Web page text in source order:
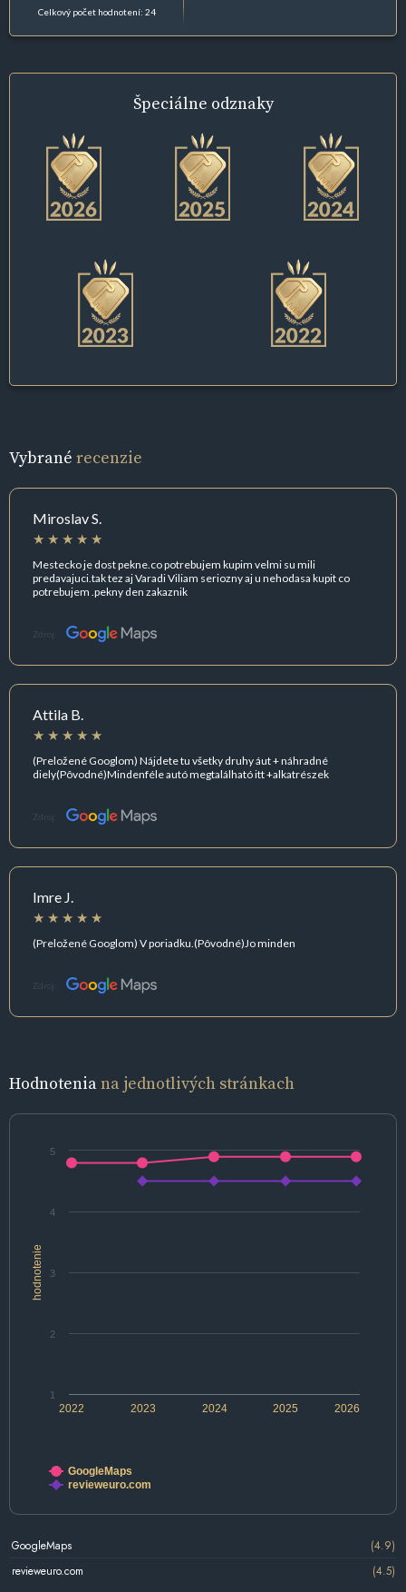
Celkový počet hodnotení: 24
Špeciálne odznaky
Vybrané recenzie
Miroslav S.
Mestecko je dost pekne.co potrebujem kupim velmi su mili
predavajuci.tak tez aj Varadi Viliam seriozny aj u nehodasa kupit co
potrebujem .pekny den zakaznik
Zdroj:
Attila B.
(Preložené Googlom) Nájdete tu všetky druhy áut + náhradné
diely(Pôvodné)Mindenféle autó megtalálható itt +alkatrészek
Zdroj:
Imre J.
(Preložené Googlom) V poriadku.(Pôvodné)Jo minden
Zdroj:
Hodnoteniana jednotlivých stránkach
hodnotenie
2022 2024 2026
2023 2025
1
2
3
4
5
GoogleMaps
revieweuro.com
GoogleMaps
(4.9)
revieweuro.com
(4.5)